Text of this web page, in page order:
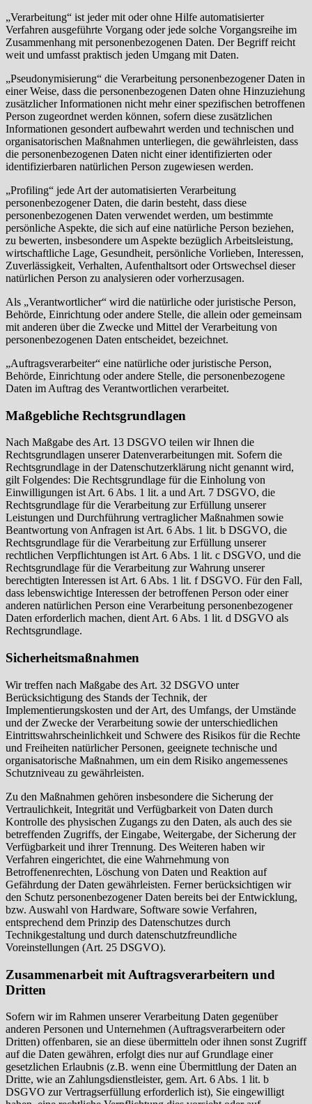
„Verarbeitung“ ist jeder mit oder ohne Hilfe automatisierter
Verfahren ausgeführte Vorgang oder jede solche Vorgangsreihe im
Zusammenhang mit personenbezogenen Daten. Der Begriff reicht
weit und umfasst praktisch jeden Umgang mit Daten.
„Pseudonymisierung“ die Verarbeitung personenbezogener Daten in
einer Weise, dass die personenbezogenen Daten ohne Hinzuziehung
zusätzlicher Informationen nicht mehr einer spezifischen betroffenen
Person zugeordnet werden können, sofern diese zusätzlichen
Informationen gesondert aufbewahrt werden und technischen und
organisatorischen Maßnahmen unterliegen, die gewährleisten, dass
die personenbezogenen Daten nicht einer identifizierten oder
identifizierbaren natürlichen Person zugewiesen werden.
„Profiling“ jede Art der automatisierten Verarbeitung
personenbezogener Daten, die darin besteht, dass diese
personenbezogenen Daten verwendet werden, um bestimmte
persönliche Aspekte, die sich auf eine natürliche Person beziehen,
zu bewerten, insbesondere um Aspekte bezüglich Arbeitsleistung,
wirtschaftliche Lage, Gesundheit, persönliche Vorlieben, Interessen,
Zuverlässigkeit, Verhalten, Aufenthaltsort oder Ortswechsel dieser
natürlichen Person zu analysieren oder vorherzusagen.
Als „Verantwortlicher“ wird die natürliche oder juristische Person,
Behörde, Einrichtung oder andere Stelle, die allein oder gemeinsam
mit anderen über die Zwecke und Mittel der Verarbeitung von
personenbezogenen Daten entscheidet, bezeichnet.
„Auftragsverarbeiter“ eine natürliche oder juristische Person,
Behörde, Einrichtung oder andere Stelle, die personenbezogene
Daten im Auftrag des Verantwortlichen verarbeitet.
Maßgebliche Rechtsgrundlagen
Nach Maßgabe des Art. 13 DSGVO teilen wir Ihnen die
Rechtsgrundlagen unserer Datenverarbeitungen mit. Sofern die
Rechtsgrundlage in der Datenschutzerklärung nicht genannt wird,
gilt Folgendes: Die Rechtsgrundlage für die Einholung von
Einwilligungen ist Art. 6 Abs. 1 lit. a und Art. 7 DSGVO, die
Rechtsgrundlage für die Verarbeitung zur Erfüllung unserer
Leistungen und Durchführung vertraglicher Maßnahmen sowie
Beantwortung von Anfragen ist Art. 6 Abs. 1 lit. b DSGVO, die
Rechtsgrundlage für die Verarbeitung zur Erfüllung unserer
rechtlichen Verpflichtungen ist Art. 6 Abs. 1 lit. c DSGVO, und die
Rechtsgrundlage für die Verarbeitung zur Wahrung unserer
berechtigten Interessen ist Art. 6 Abs. 1 lit. f DSGVO. Für den Fall,
dass lebenswichtige Interessen der betroffenen Person oder einer
anderen natürlichen Person eine Verarbeitung personenbezogener
Daten erforderlich machen, dient Art. 6 Abs. 1 lit. d DSGVO als
Rechtsgrundlage.
Sicherheitsmaßnahmen
Wir treffen nach Maßgabe des Art. 32 DSGVO unter
Berücksichtigung des Stands der Technik, der
Implementierungskosten und der Art, des Umfangs, der Umstände
und der Zwecke der Verarbeitung sowie der unterschiedlichen
Eintrittswahrscheinlichkeit und Schwere des Risikos für die Rechte
und Freiheiten natürlicher Personen, geeignete technische und
organisatorische Maßnahmen, um ein dem Risiko angemessenes
Schutzniveau zu gewährleisten.
Zu den Maßnahmen gehören insbesondere die Sicherung der
Vertraulichkeit, Integrität und Verfügbarkeit von Daten durch
Kontrolle des physischen Zugangs zu den Daten, als auch des sie
betreffenden Zugriffs, der Eingabe, Weitergabe, der Sicherung der
Verfügbarkeit und ihrer Trennung. Des Weiteren haben wir
Verfahren eingerichtet, die eine Wahrnehmung von
Betroffenenrechten, Löschung von Daten und Reaktion auf
Gefährdung der Daten gewährleisten. Ferner berücksichtigen wir
den Schutz personenbezogener Daten bereits bei der Entwicklung,
bzw. Auswahl von Hardware, Software sowie Verfahren,
entsprechend dem Prinzip des Datenschutzes durch
Technikgestaltung und durch datenschutzfreundliche
Voreinstellungen (Art. 25 DSGVO).
Zusammenarbeit mit Auftragsverarbeitern und
Dritten
Sofern wir im Rahmen unserer Verarbeitung Daten gegenüber
anderen Personen und Unternehmen (Auftragsverarbeitern oder
Dritten) offenbaren, sie an diese übermitteln oder ihnen sonst Zugriff
auf die Daten gewähren, erfolgt dies nur auf Grundlage einer
gesetzlichen Erlaubnis (z.B. wenn eine Übermittlung der Daten an
Dritte, wie an Zahlungsdienstleister, gem. Art. 6 Abs. 1 lit. b
DSGVO zur Vertragserfüllung erforderlich ist), Sie eingewilligt